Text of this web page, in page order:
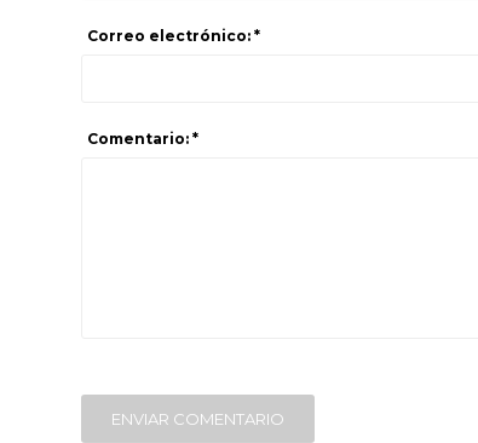
Correo electrónico: *
Comentario: *
ENVIAR COMENTARIO